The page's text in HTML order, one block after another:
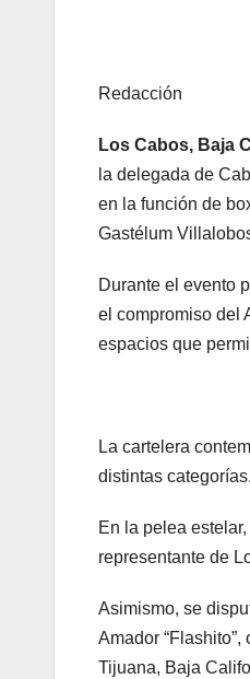
Redacción
Los Cabos, Baja
la delegada de
en la función de
Gastélum
Durante el evento
el compromiso del
espacios que
La cartelera
distintas categorías.
En la pelea
representante de
Asimismo, se
Amador
Tijuana, Baja